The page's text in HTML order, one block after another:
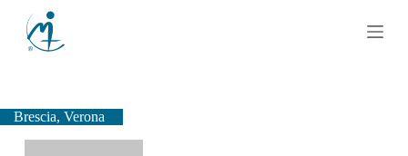
l
Brescia, Verona